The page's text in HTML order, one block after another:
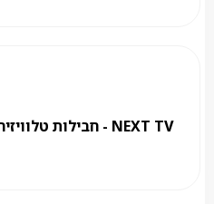
NEXT TV - חבילות טלוויזיה, הטבות ומבצעים